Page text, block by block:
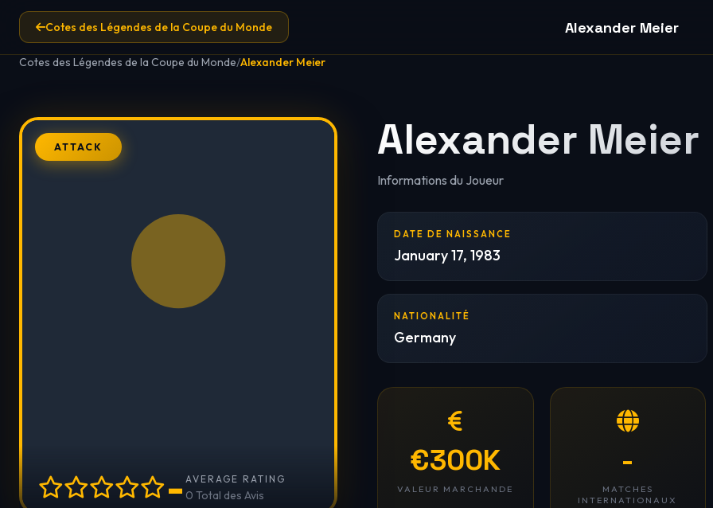
Cotes des Légendes de la Coupe du Monde Alexander Meier
Cotes des Légendes de la Coupe du Monde/Alexander Meier
ATTACK
- AVERAGE RATING
0 Total des Avis
Alexander Meier
Informations du Joueur
DATE DE NAISSANCE
January 17, 1983
NATIONALITÉ
Germany
€300K
VALEUR MARCHANDE
-
MATCHES
INTERNATIONAUX